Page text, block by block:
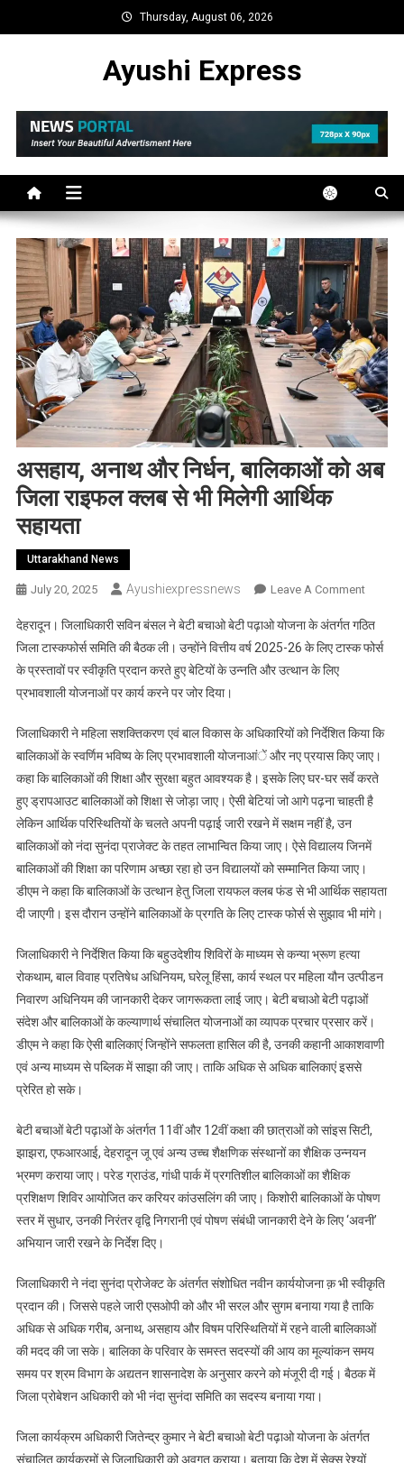
to
Thursday, August 06, 2026
Ayushi Express
असहाय, अनाथ और निर्धन, बालिकाओं को अब
जिला राइफल क्लब से भी मिलेगी आर्थिक
सहायता
Uttarakhand News
July 20, 2025 Ayushiexpressnews Leave A CommentOn
अनाथ
और
अब
जिला
राइफल
क्लब
भी
सहायता
देहरादून। जिलाधिकारी सविन बंसल ने बेटी बचाओ बेटी पढ़ाओ योजना के अंतर्गत गठित
जिला टास्कफोर्स समिति की बैठक ली। उन्होंने वित्तीय वर्ष 2025-26 के लिए टास्क फोर्स
के प्रस्तावों पर स्वीकृति प्रदान करते हुए बेटियों के उन्नति और उत्थान के लिए
प्रभावशाली योजनाओं पर कार्य करने पर जोर दिया।
जिलाधिकारी ने महिला सशक्तिकरण एवं बाल विकास के अधिकारियों को निर्देशित किया कि
बालिकाओं के स्वर्णिम भविष्य के लिए प्रभावशाली योजनाआंें और नए प्रयास किए जाए।
कहा कि बालिकाओं की शिक्षा और सुरक्षा बहुत आवश्यक है। इसके लिए घर-घर सर्वे करते
हुए ड्रापआउट बालिकाओं को शिक्षा से जोड़ा जाए। ऐसी बेटियां जो आगे पढ़ना चाहती है
लेकिन आर्थिक परिस्थितियों के चलते अपनी पढ़ाई जारी रखने में सक्षम नहीं है, उन
बालिकाओं को नंदा सुनंदा प्राजेक्ट के तहत लाभान्वित किया जाए। ऐसे विद्यालय जिनमें
बालिकाओं की शिक्षा का परिणाम अच्छा रहा हो उन विद्यालयों को सम्मानित किया जाए।
डीएम ने कहा कि बालिकाओं के उत्थान हेतु जिला रायफल क्लब फंड से भी आर्थिक सहायता
दी जाएगी। इस दौरान उन्होंने बालिकाओं के प्रगति के लिए टास्क फोर्स से सुझाव भी मांगे।
जिलाधिकारी ने निर्देशित किया कि बहुउदेशीय शिविरों के माध्यम से कन्या भ्रूण हत्या
रोकथाम, बाल विवाह प्रतिषेध अधिनियम, घरेलू हिंसा, कार्य स्थल पर महिला यौन उत्पीडन
निवारण अधिनियम की जानकारी देकर जागरूकता लाई जाए। बेटी बचाओ बेटी पढ़ाओं
संदेश और बालिकाओं के कल्याणार्थ संचालित योजनाओं का व्यापक प्रचार प्रसार करें।
डीएम ने कहा कि ऐसी बालिकाएं जिन्होंने सफलता हासिल की है, उनकी कहानी आकाशवाणी
एवं अन्य माध्यम से पब्लिक में साझा की जाए। ताकि अधिक से अधिक बालिकाएं इससे
प्रेरित हो सके।
बेटी बचाओं बेटी पढ़ाओं के अंतर्गत 11वीं और 12वीं कक्षा की छात्राओं को सांइस सिटी,
झाझरा, एफआरआई, देहरादून जू एवं अन्य उच्च शैक्षणिक संस्थानों का शैक्षिक उन्नयन
भ्रमण कराया जाए। परेड ग्राउंड, गांधी पार्क में प्रगतिशील बालिकाओं का शैक्षिक
प्रशिक्षण शिविर आयोजित कर करियर कांउसलिंग की जाए। किशोरी बालिकाओं के पोषण
स्तर में सुधार, उनकी निरंतर वृद्वि निगरानी एवं पोषण संबंधी जानकारी देने के लिए ‘अवनी’
अभियान जारी रखने के निर्देश दिए।
जिलाधिकारी ने नंदा सुनंदा प्रोजेक्ट के अंतर्गत संशोधित नवीन कार्ययोजना क़ भी स्वीकृति
प्रदान की। जिससे पहले जारी एसओपी को और भी सरल और सुगम बनाया गया है ताकि
अधिक से अधिक गरीब, अनाथ, असहाय और विषम परिस्थितियों में रहने वाली बालिकाओं
की मदद की जा सके। बालिका के परिवार के समस्त सदस्यों की आय का मूल्यांकन समय
समय पर श्रम विभाग के अद्यतन शासनादेश के अनुसार करने को मंजूरी दी गई। बैठक में
जिला प्रोबेशन अधिकारी को भी नंदा सुनंदा समिति का सदस्य बनाया गया।
जिला कार्यक्रम अधिकारी जितेन्द्र कुमार ने बेटी बचाओ बेटी पढ़ाओ योजना के अंतर्गत
संचालित कार्यक्रमों से जिलाधिकारी को अवगत कराया। बताया कि देश में सेक्स रेश्यों